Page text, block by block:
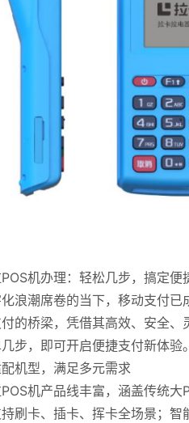
机办理：轻松几步，搞定便
浪潮席卷的当下，移动支付
的桥梁，凭借其高效、安全
步，即可开启便捷支付新体验。
机型，满足多元需求
机产品线丰富，涵盖传统
刷卡、插卡、挥卡全场景；